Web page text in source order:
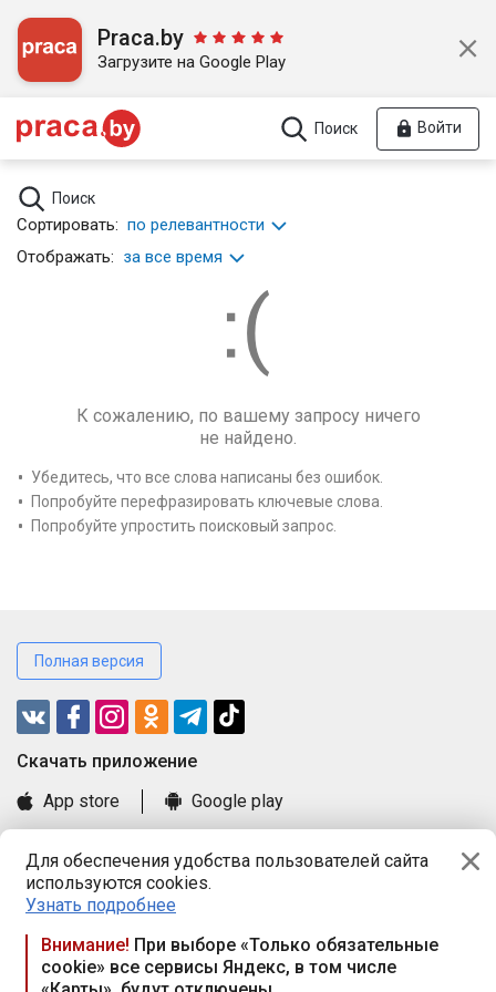
Для обеспечения удобства пользователей сайта
используются cookies.
Узнать подробнее
Внимание! При выборе «Только обязательные
cookie» все сервисы Яндекс, в том числе
Praca.by
Загрузите на Google Play
Поиск Войти
Поиск
Сортировать: по релевантности
Отображать: за все время
К сожалению, по вашему запросу ничего
не найдено.
Убедитесь, что все слова написаны без ошибок.
Попробуйте перефразировать ключевые слова.
Попробуйте упростить поисковый запрос.
Полная версия
Cкачать приложение
App store
Google play
Книга замечаний и предложений
Правила и документы
Praca.by © 2000—2026, ООО «ПРАЦА БАЙ»
Республика Беларусь, 220114, г. Минск, пр-т Независимости
117а, пом. № 9.